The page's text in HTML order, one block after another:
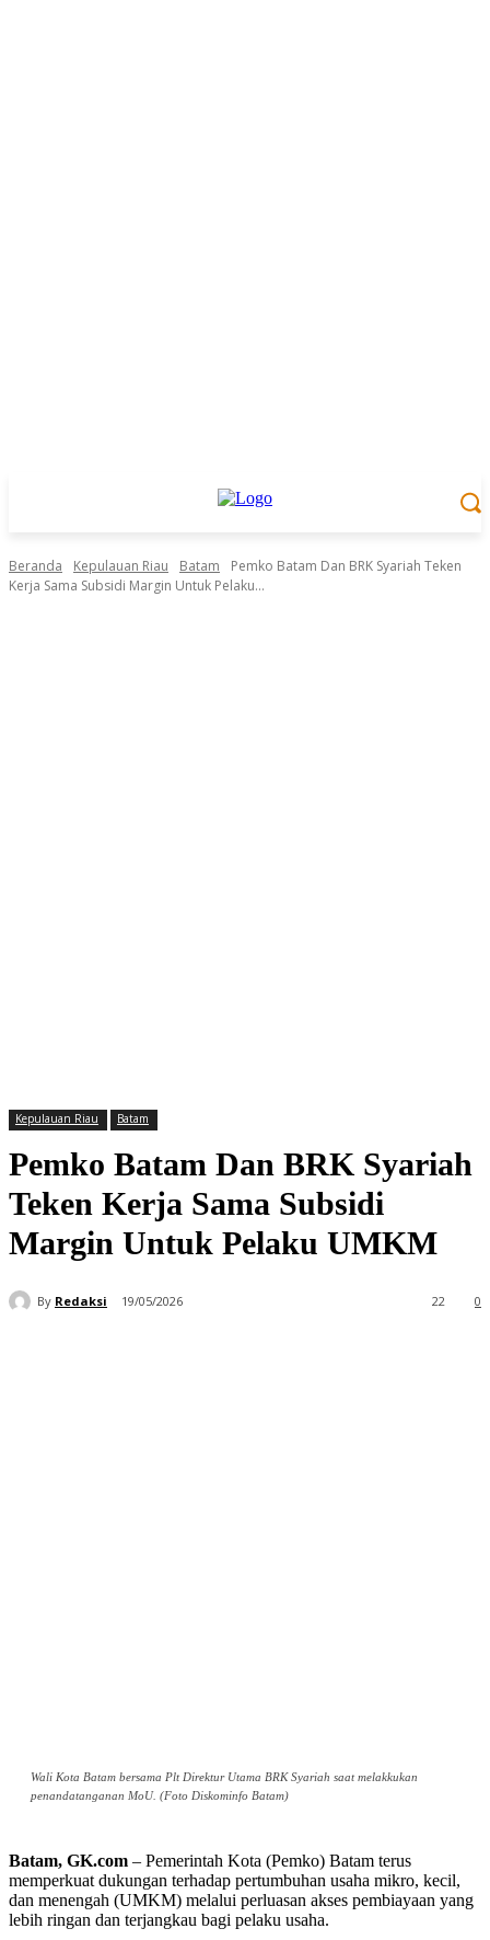
Beranda Kepulauan Riau Batam
Pemko Batam Dan BRK Syariah Teken
Kerja Sama Subsidi Margin Untuk Pelaku...
Kepulauan Riau Batam
Pemko Batam Dan BRK Syariah
Teken Kerja Sama Subsidi
Margin Untuk Pelaku UMKM
By Redaksi 19/05/2026 0
22
Wali Kota Batam bersama Plt Direktur Utama BRK Syariah saat melakkukan
penandatanganan MoU. (Foto Diskominfo Batam)
Batam, GK.com – Pemerintah Kota (Pemko) Batam terus
memperkuat dukungan terhadap pertumbuhan usaha mikro, kecil,
dan menengah (UMKM) melalui perluasan akses pembiayaan yang
lebih ringan dan terjangkau bagi pelaku usaha.